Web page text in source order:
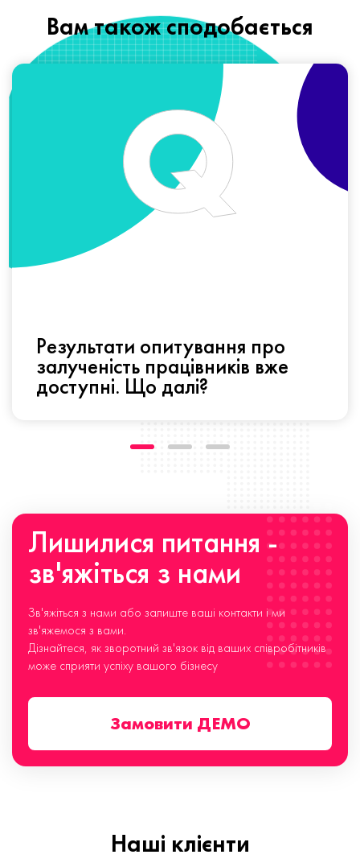
Вам також сподобається
Результати опитування про
залученість працівників вже
доступні. Що далі?
Лишилися питання -
зв'яжіться з нами
Зв'яжіться з нами або залиште ваші контакти і ми
зв'яжемося з вами.
Дізнайтеся, як зворотний зв'язок від ваших співробітників
може сприяти успіху вашого бізнесу
Замовити ДЕМО
Наші клієнти